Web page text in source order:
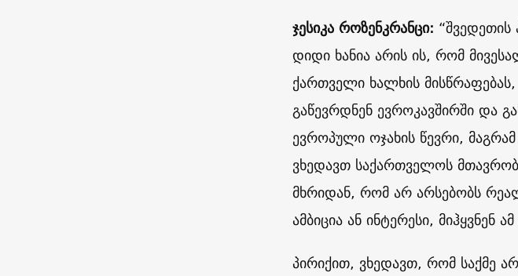
ჯესიკა როზენკრანცი: “შვედეთის
დიდი ხანია არის ის, რომ
ქართველი ხალხის მისწრაფებას,
გაწევრდნენ ევროკავშირში და
ევროპული ოჯახის წევრი, მაგრამ
ვხედავთ საქართველოს
მხრიდან, რომ არ არსებობს
ამბიცია ან ინტერესი,
პირიქით, ვხედავთ, რომ საქმე